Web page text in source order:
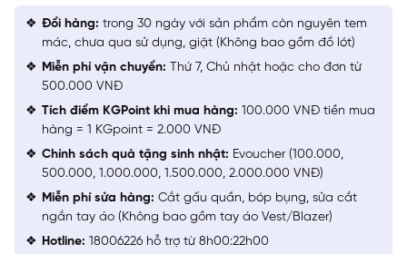
Đổi hàng: trong 30 ngày với sản phẩm còn nguyên tem
mác, chưa qua sử dụng, giặt (Không bao gồm đồ lót)
Miễn phí vận chuyển: Thứ 7, Chủ nhật hoặc cho đơn từ
500.000 VNĐ
Tích điểm KGPoint khi mua hàng: 100.000 VNĐ tiền mua
hàng = 1 KGpoint = 2.000 VNĐ
Chính sách quà tặng sinh nhật: Evoucher (100.000,
500.000, 1.000.000, 1.500.000, 2.000.000 VNĐ)
Miễn phí sửa hàng: Cắt gấu quần, bóp bụng, sửa cắt
ngắn tay áo (Không bao gồm tay áo Vest/Blazer)
Hotline: 18006226 hỗ trợ từ 8h00:22h00